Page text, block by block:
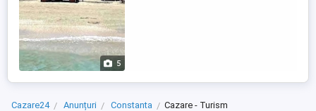
5
Cazare24 Anunțuri Constanta Cazare - Turism